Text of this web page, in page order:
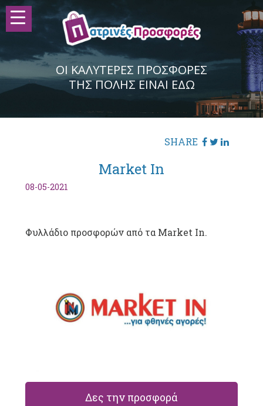
ΟΙ ΚΑΛΥΤΕΡΕΣ ΠΡΟΣΦΟΡΕΣ
ΤΗΣ ΠΟΛΗΣ ΕΙΝΑΙ ΕΔΩ
SHARE
Market In
08-05-2021
Φυλλάδιο προσφορών από τα Market In.
Δες την προσφορά